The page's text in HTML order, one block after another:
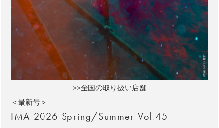
>>全国の取り扱い店舗
＜最新号＞
IMA 2026 Spring/Summer Vol.45